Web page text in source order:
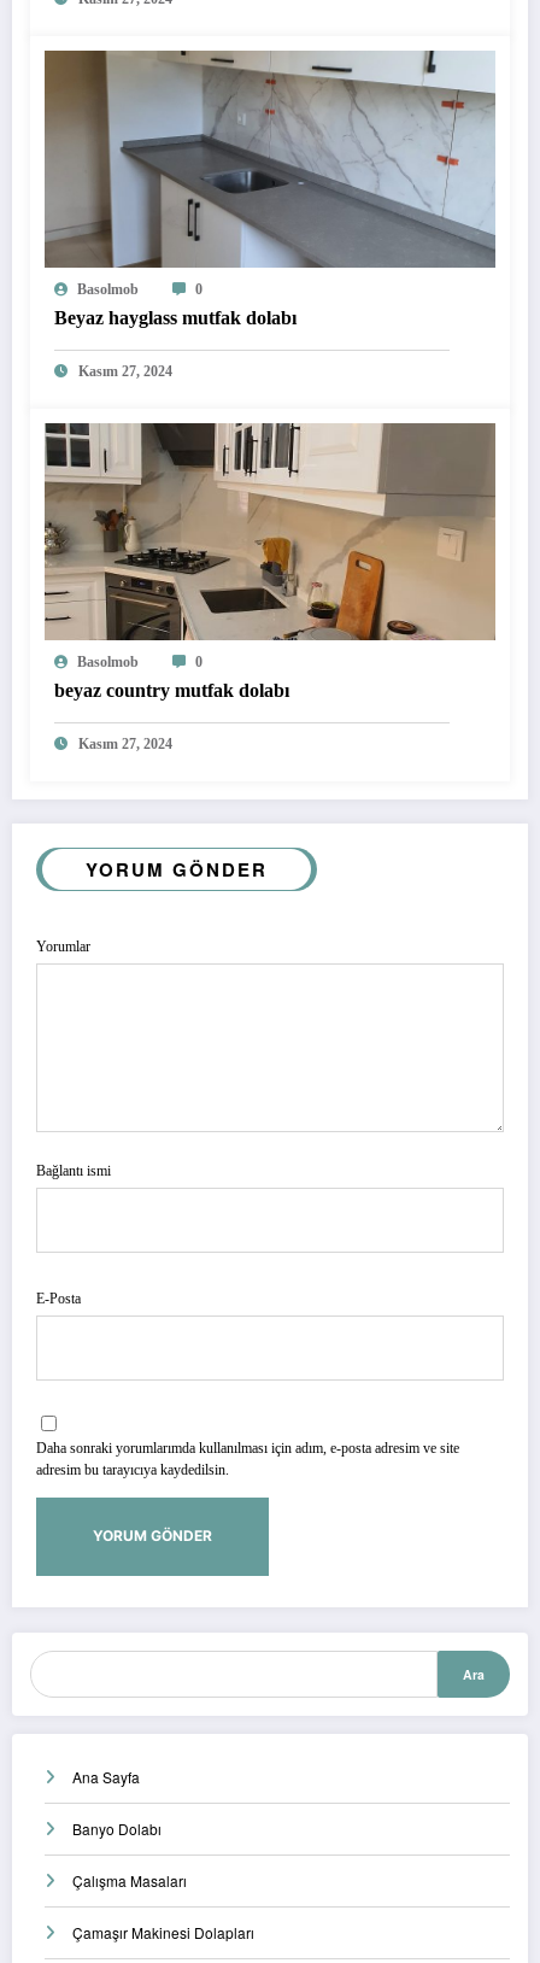
Basolmob 0
Beyaz hayglass mutfak dolabı
Kasım 27, 2024
Basolmob 0
beyaz country mutfak dolabı
Kasım 27, 2024
YORUM GÖNDER
Yorumlar
Bağlantı ismi
E-Posta
Daha sonraki yorumlarımda kullanılması için adım, e-posta adresim ve site
adresim bu tarayıcıya kaydedilsin.
Ara Ara
Ana Sayfa
Banyo Dolabı
Çalışma Masaları
Çamaşır Makinesi Dolapları